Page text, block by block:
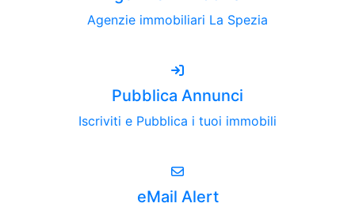
Agenzie immobiliari La Spezia
Pubblica Annunci
Iscriviti e Pubblica i tuoi immobili
eMail Alert